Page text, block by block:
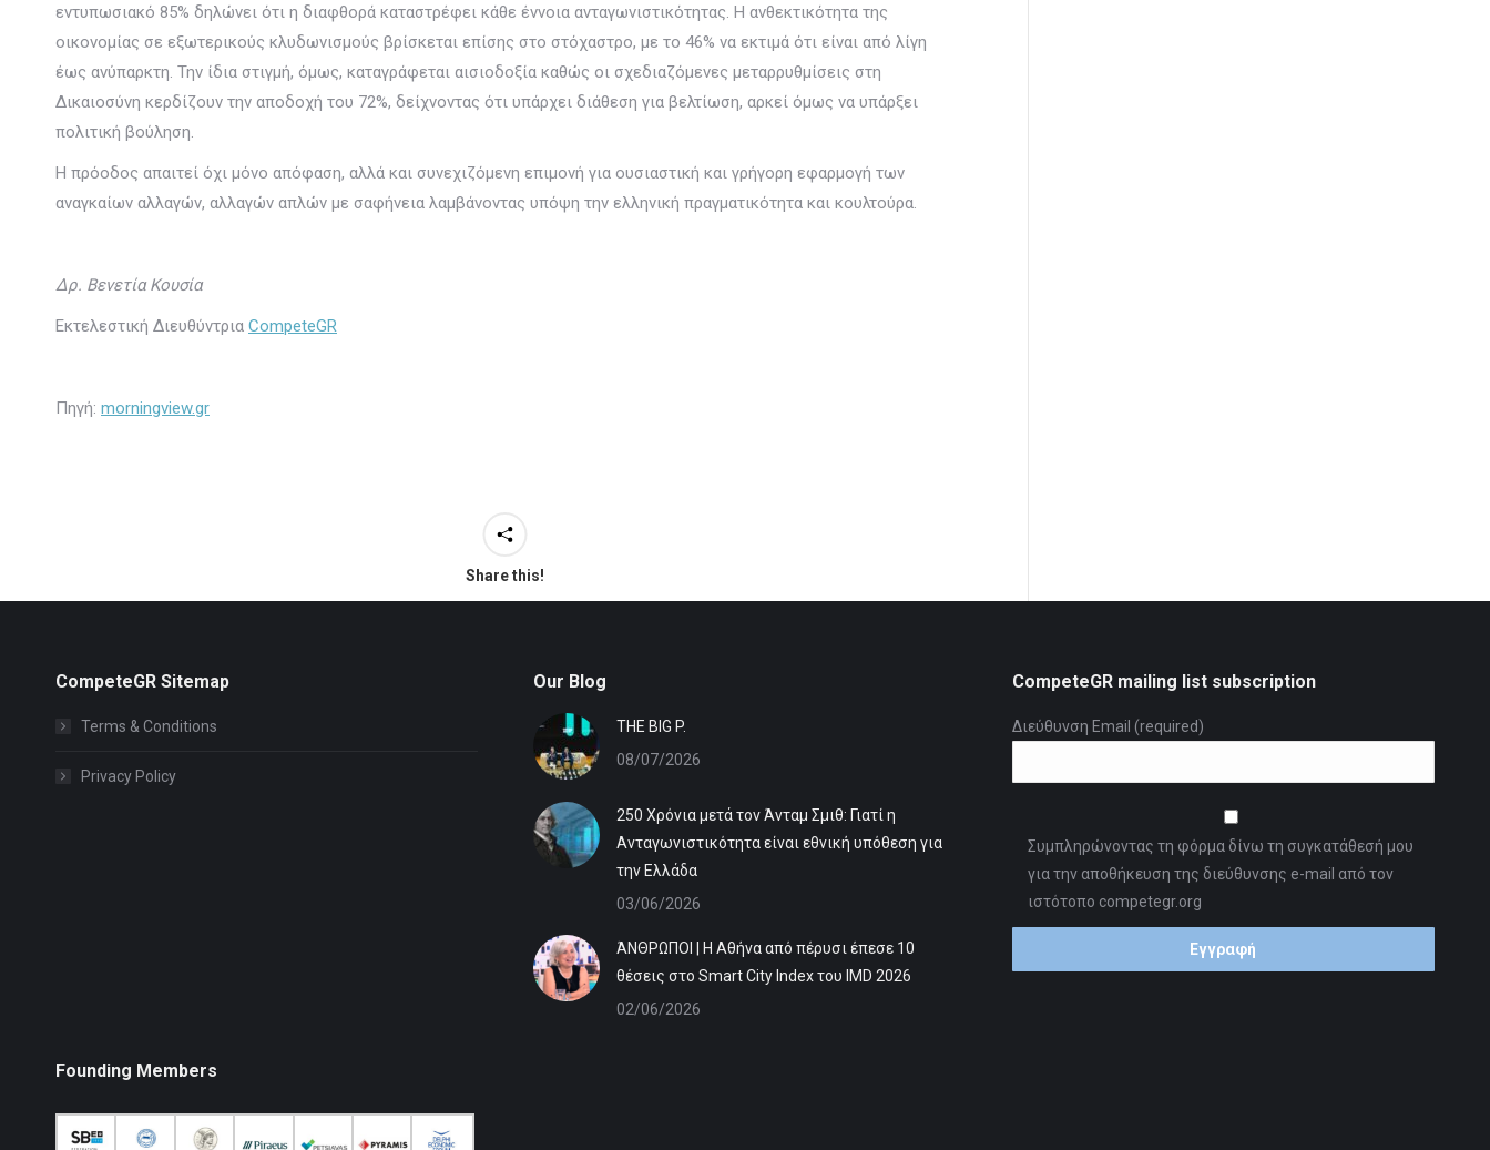
εντυπωσιακό 85% δηλώνει ότι η διαφθορά καταστρέφει κάθε έννοια ανταγωνιστικότητας. Η ανθεκτικότητα της
οικονομίας σε εξωτερικούς κλυδωνισμούς βρίσκεται επίσης στο στόχαστρο, με το 46% να εκτιμά ότι είναι από λίγη
έως ανύπαρκτη. Την ίδια στιγμή, όμως, καταγράφεται αισιοδοξία καθώς οι σχεδιαζόμενες μεταρρυθμίσεις στη
Δικαιοσύνη κερδίζουν την αποδοχή του 72%, δείχνοντας ότι υπάρχει διάθεση για βελτίωση, αρκεί όμως να υπάρξει
πολιτική βούληση.
Η πρόοδος απαιτεί όχι μόνο απόφαση, αλλά και συνεχιζόμενη επιμονή για ουσιαστική και γρήγορη εφαρμογή των
αναγκαίων αλλαγών, αλλαγών απλών με σαφήνεια λαμβάνοντας υπόψη την ελληνική πραγματικότητα και κουλτούρα.
Δρ. Βενετία Κουσία
Εκτελεστική Διευθύντρια CompeteGR
Πηγή: morningview.gr
Share this!
CompeteGR Sitemap
Terms & Conditions
Privacy Policy
Our Blog
ΤHE BIG P.
08/07/2026
250 Χρόνια μετά τον Άνταμ Σμιθ: Γιατί η
Ανταγωνιστικότητα είναι εθνική υπόθεση για
την Ελλάδα
03/06/2026
ΆΝΘΡΩΠΟΙ | Η Αθήνα από πέρυσι έπεσε 10
θέσεις στο Smart City Index του IMD 2026
02/06/2026
CompeteGR mailing list subscription
Διεύθυνση Email (required)
Συμπληρώνοντας τη φόρμα δίνω τη συγκατάθεσή μου
για την αποθήκευση της διεύθυνσης e-mail από τον
ιστότοπο competegr.org
Founding Members